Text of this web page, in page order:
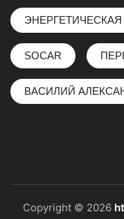
SOCAR
ВАСИЛИЙ
Copyright © 2026